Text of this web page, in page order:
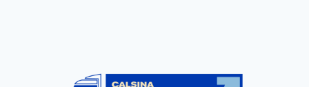
Solucions Oferta